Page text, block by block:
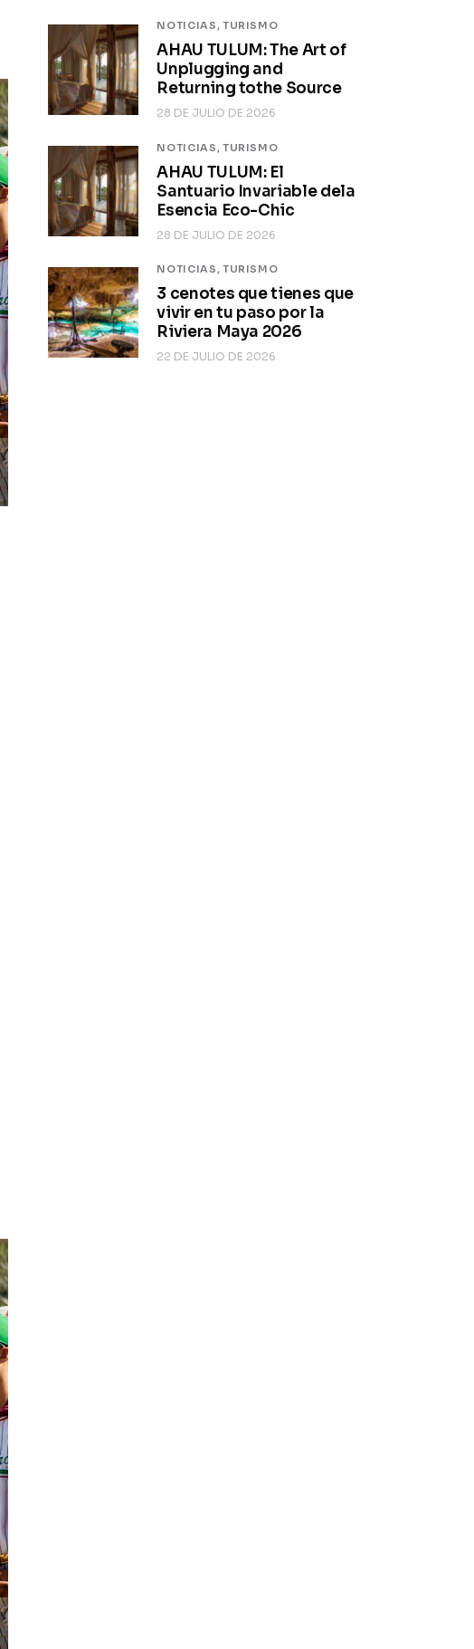
NOTICIAS, TURISMO
AHAU TULUM: The Art of
Unplugging and
Returning tothe Source
28 DE JULIO DE 2026
NOTICIAS, TURISMO
AHAU TULUM: El
Santuario Invariable dela
Esencia Eco-Chic
28 DE JULIO DE 2026
NOTICIAS, TURISMO
3 cenotes que tienes que
vivir en tu paso por la
Riviera Maya 2026
22 DE JULIO DE 2026